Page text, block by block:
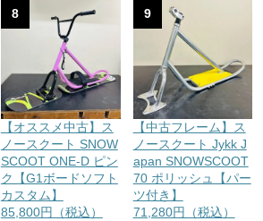
8
【オススメ中古】ス
ノースクート SNOW
SCOOT ONE-D ピン
ク【G1ボードソフト
カスタム】
85,800円（税込）
9
【中古フレーム】ス
ノースクート Jykk J
apan SNOWSCOOT
70 ポリッシュ【パー
ツ付き】
71,280円（税込）